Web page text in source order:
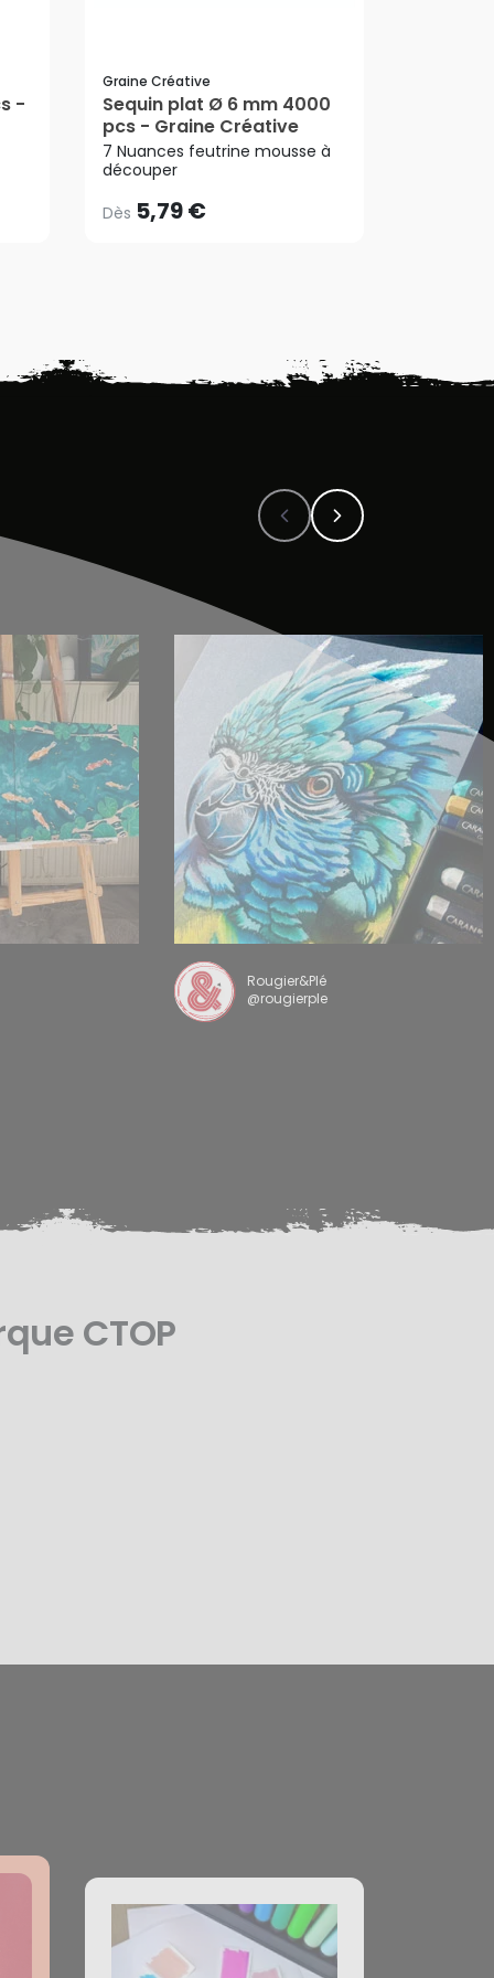
-
Graine Créative
Sequin plat Ø 6 mm 4000
pcs - Graine Créative
7 Nuances feutrine mousse à
découper
Dès 5,79 €
Dès5,79 €
Rougier&Plé
@rougierple
CTOP